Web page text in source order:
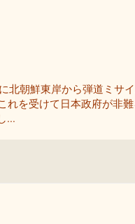
北朝鮮東岸から弾道ミサ
れを受けて日本政府が非
...